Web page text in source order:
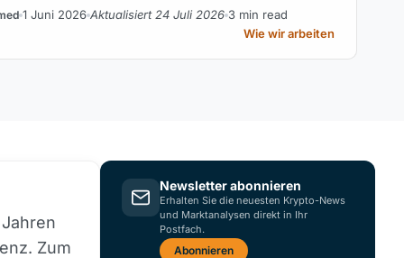
1 Juni 2026 Aktualisiert 24 Juli 2026 3 min read
Wie wir arbeiten
Zum
Newsletter abonnieren
Erhalten Sie die neuesten Krypto-News
und Marktanalysen direkt in Ihr
Postfach.
Abonnieren